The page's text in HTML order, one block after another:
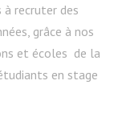
à recruter des
grâce à nos
et écoles de la
en stage